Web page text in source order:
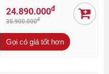
24.890.000đ
35.900.000đ
Gọi có giá tốt hơn